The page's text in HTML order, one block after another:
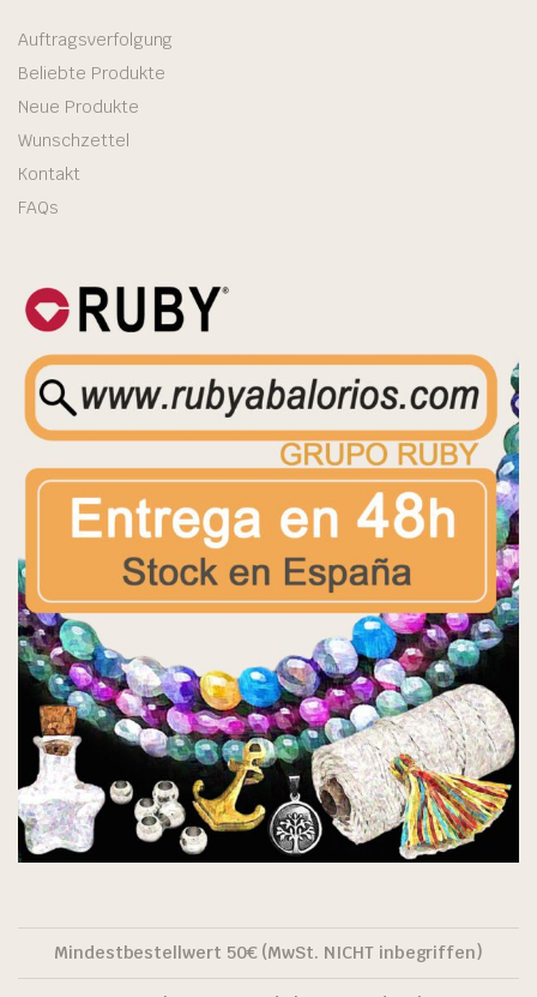
Auftragsverfolgung
Beliebte Produkte
Neue Produkte
Wunschzettel
Kontakt
FAQs
Mindestbestellwert 50€ (MwSt. NICHT inbegriffen)